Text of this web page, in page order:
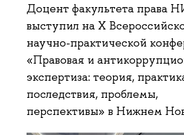
Доцент факультета права
выступил на Х
научно-практической
«Правовая и
экспертиза: теория,
последствия, проблемы,
перспективы» в Нижнем